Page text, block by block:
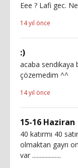
Eee ? Lafi gec.
14 yıl önce
:)
acaba sendikaya
çözemedim ^^
14 yıl önce
15-16 Haziran
40 katırmı 40
olmaktan gayrı
var ...................